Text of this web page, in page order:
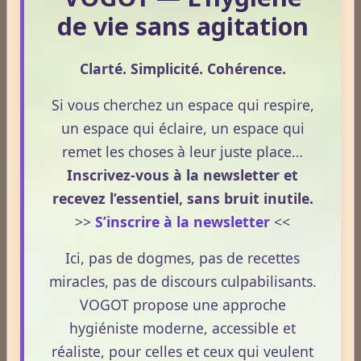
constante possible de l'anus vers le haut.
Le fait de garder constamment une tenue
dans la pratique mais également dans la
vie de tous les jours va permettre une
stimulation très puissante de l'ensemble
du système nerveux et énergétique.
A un certain niveau de pratique, ce geste
simple va permettre au fil du temps
d'inverser le cours des énergies qui ne se
dirigeront non plus vers le bas et la
dispersion, mais au contraire vers le haut
et la réintégration.
Le nez
de vie sans agitation
Clarté. Simplicité. Cohérence.
Si vous cherchez un espace qui respire,
un espace qui éclaire, un espace qui
remet les choses à leur juste place…
Inscrivez-vous à la newsletter et
recevez l’essentiel, sans bruit inutile.
>> S’inscrire à la newsletter <<
Ici, pas de dogmes, pas de recettes
miracles, pas de discours culpabilisants.
VOGOT propose une approche
hygiéniste moderne, accessible et
réaliste, pour celles et ceux qui veulent